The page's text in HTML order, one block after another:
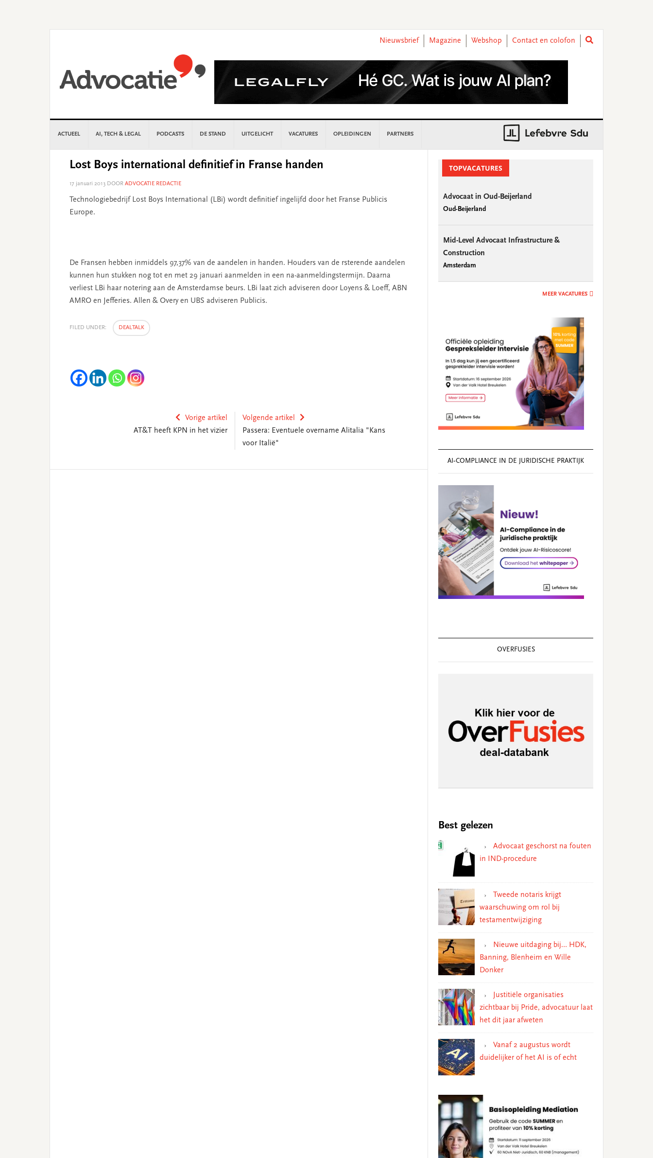
Nieuwsbrief
Magazine Webshop Contact en colofon
ACTUEEL AI, TECH & LEGAL PODCASTS DE STAND UITGELICHT VACATURES OPLEIDINGEN PARTNERS
Lost Boys international definitief in Franse handen
17 januari 2013 DOOR ADVOCATIE REDACTIE
Technologiebedrijf Lost Boys International (LBi) wordt definitief ingelijfd door het Franse Publicis
Europe.
De Fransen hebben inmiddels 97,37% van de aandelen in handen. Houders van de rsterende aandelen
kunnen hun stukken nog tot en met 29 januari aanmelden in een na-aanmeldingstermijn. Daarna
verliest LBi haar notering aan de Amsterdamse beurs. LBi laat zich adviseren door Loyens & Loeff, ABN
AMRO en Jefferies. Allen & Overy en UBS adviseren Publicis.
FILED UNDER: DEALTALK
Vorige artikel
AT&T heeft KPN in het vizier
Volgende artikel
Passera: Eventuele overname Alitalia "Kans
voor Italië"
SidebarTOPVACATURES
Advocaat in Oud-Beijerland
Oud-Beijerland
Mid-Level Advocaat Infrastructure &
Construction
Amsterdam
MEER VACATURES
AI‑COMPLIANCE IN DE JURIDISCHE PRAKTIJK
OVERFUSIES
Best gelezen
Advocaat geschorst na fouten
in IND-procedure
Tweede notaris krijgt
waarschuwing om rol bij
testamentwijziging
Nieuwe uitdaging bij… HDK,
Banning, Blenheim en Wille
Donker
Justitiële organisaties
zichtbaar bij Pride, advocatuur laat
het dit jaar afweten
Vanaf 2 augustus wordt
duidelijker of het AI is of echt